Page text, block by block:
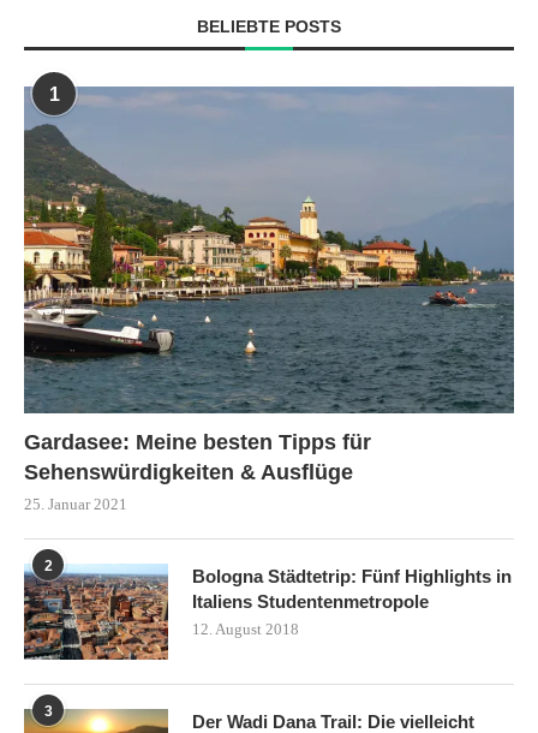
BELIEBTE POSTS
1
Gardasee: Meine besten Tipps für
Sehenswürdigkeiten & Ausflüge
25. Januar 2021
2
Bologna Städtetrip: Fünf Highlights in
Italiens Studentenmetropole
12. August 2018
3
Der Wadi Dana Trail: Die vielleicht